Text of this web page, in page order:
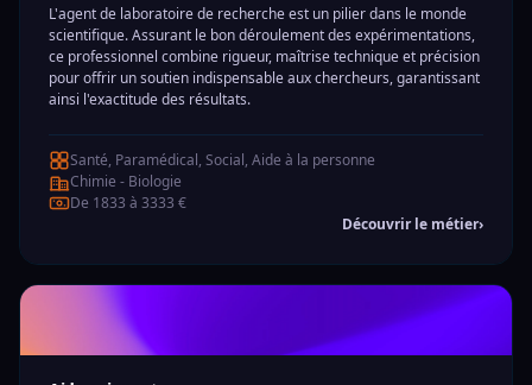
L'agent de laboratoire de recherche est un pilier dans le monde
scientifique. Assurant le bon déroulement des expérimentations,
ce professionnel combine rigueur, maîtrise technique et précision
pour offrir un soutien indispensable aux chercheurs, garantissant
ainsi l'exactitude des résultats.
Santé, Paramédical, Social, Aide à la personne
Chimie - Biologie
De 1833 à 3333 €
Découvrir le métier›